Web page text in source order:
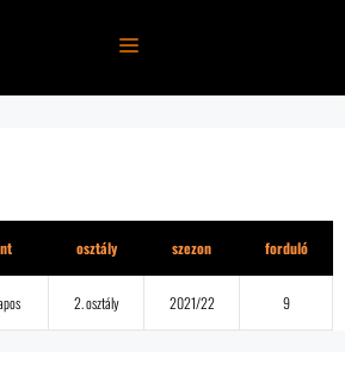
MENÜ
osztály szezon forduló
2. osztály 2021/22 9